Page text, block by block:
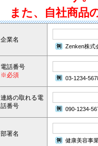
また、自社商品
企業名
Zenken株式
電話番号
※必須
03-1234-
連絡の取れる電
話番号
090-1234-
部署名
健康美容事